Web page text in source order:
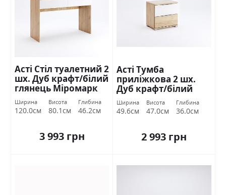
Асті Стіл туалетний 2
шх. Дуб крафт/білий
глянець Міромарк
Ширина
120.0см
Висота
80.1см
Глибина
46.2см
3 993 грн
Асті Тумба
приліжкова 2 шх.
Дуб крафт/білий
глянець Міромарк
Ширина
49.6см
Висота
47.0см
Глибина
36.0см
2 993 грн